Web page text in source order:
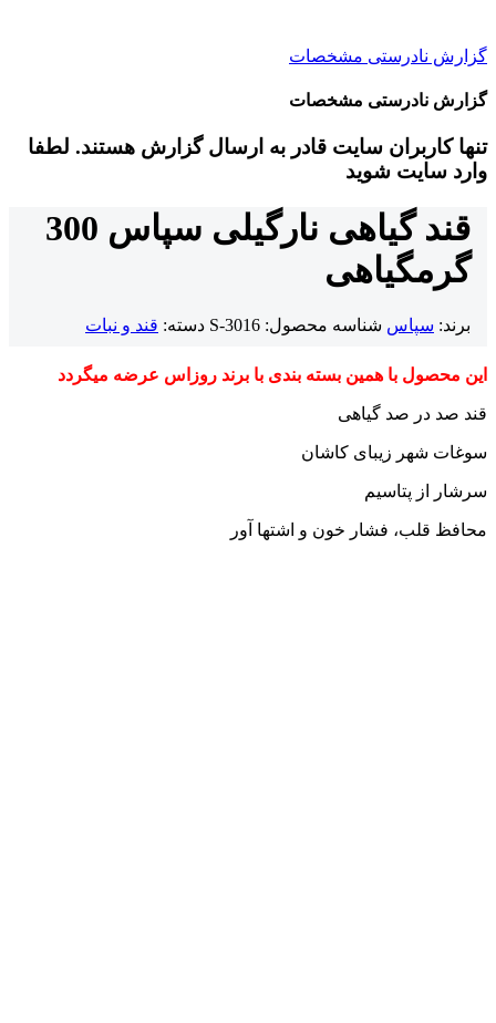
گزارش نادرستی مشخصات
گزارش نادرستی مشخصات
تنها کاربران سایت قادر به ارسال گزارش هستند. لطفا
وارد سایت شوید
قند گیاهی نارگیلی سپاس 300
گرمگیاهی
برند: سپاس شناسه محصول: S-3016 دسته: قند و نبات
این محصول با همین بسته بندی با برند روزاس عرضه میگردد
قند صد در صد گیاهی
سوغات شهر زیبای کاشان
سرشار از پتاسیم
محافظ قلب، فشار خون و اشتها آور